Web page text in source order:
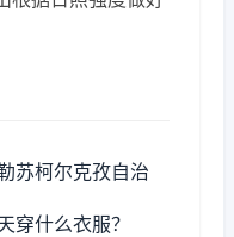
苏柯尔克孜自治
穿什么衣服？